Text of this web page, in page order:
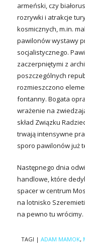
armeński, czy
rozrywki i atrakcje
kosmicznych, m.in.
pawilonów wystawy
socjalistycznego.
zaczerpniętymi z
poszczególnych
rozmieszczono
fontanny. Bogata
wrażenie na
skład Związku
trwają intensywne
sporo pawilonów już
Następnego dnia
handlowe, które
spacer w centrum
na lotnisko
na pewno tu
TAGI | ADAM MAMOK,